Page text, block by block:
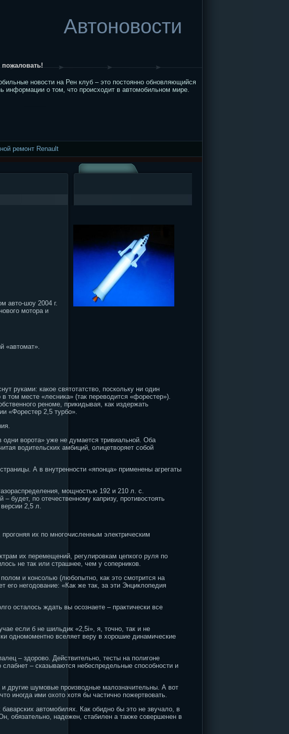
Автоновости
новости на Рен клуб – это постоянно обновляющийся
информации о том, что происходит в автомобильном мире.
ремонт Renault
авто-шоу 2004 г.
мотора и
«автомат».
руками: какое святотатство, поскольку ни один
том месте «лесника» (так переводится «форестер»).
реноме, прикидывая, как издержать
«Форестер 2,5 турбо».
ворота» уже не думается тривиальной. Оба
водительских амбиций, олицетворяет собой
А в внутренности «японца» применены агрегаты
мощностью 192 и 210 л. с.
будет, по отечественному капризу, противостоять
2,5 л.
их по многочисленным электрическим
их перемещений, регулировкам цепкого руля по
не так или страшнее, чем у соперников.
и консолью (любопытно, как это смотрится на
его негодование: «Как же так, за эти Энциклопедия
осталось ждать вы осознаете – практически все
если б не шильдик «2,5i», я, точно, так и не
одномоментно вселяет веру в хорошие динамические
– здорово. Действительно, тесты на полигоне
– сказываются небеспредельные способности и
другие шумовые производные малозначительны. А вот
иногда ими охото хотя бы частично пожертвовать.
автомобилях. Как обидно бы это не звучало, в
обязательно, надежен, стабилен а также совершенен в